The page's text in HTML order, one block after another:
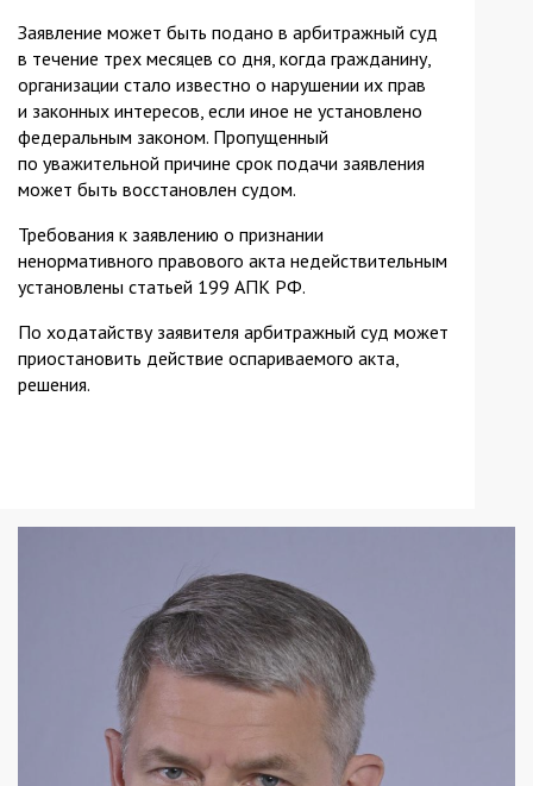
Заявление может быть подано в арбитражный суд
в течение трех месяцев со дня, когда гражданину,
организации стало известно о нарушении их прав
и законных интересов, если иное не установлено
федеральным законом. Пропущенный
по уважительной причине срок подачи заявления
может быть восстановлен судом.
Требования к заявлению о признании
ненормативного правового акта недействительным
установлены статьей 199 АПК РФ.
По ходатайству заявителя арбитражный суд может
приостановить действие оспариваемого акта,
решения.